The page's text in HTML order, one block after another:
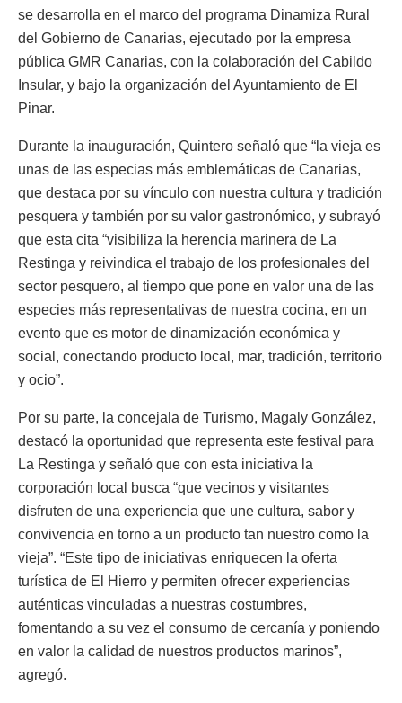
se desarrolla en el marco del programa Dinamiza Rural
del Gobierno de Canarias, ejecutado por la empresa
pública GMR Canarias, con la colaboración del Cabildo
Insular, y bajo la organización del Ayuntamiento de El
Pinar.
Durante la inauguración, Quintero señaló que “la vieja es
unas de las especias más emblemáticas de Canarias,
que destaca por su vínculo con nuestra cultura y tradición
pesquera y también por su valor gastronómico, y subrayó
que esta cita “visibiliza la herencia marinera de La
Restinga y reivindica el trabajo de los profesionales del
sector pesquero, al tiempo que pone en valor una de las
especies más representativas de nuestra cocina, en un
evento que es motor de dinamización económica y
social, conectando producto local, mar, tradición, territorio
y ocio”.
Por su parte, la concejala de Turismo, Magaly González,
destacó la oportunidad que representa este festival para
La Restinga y señaló que con esta iniciativa la
corporación local busca “que vecinos y visitantes
disfruten de una experiencia que une cultura, sabor y
convivencia en torno a un producto tan nuestro como la
vieja”. “Este tipo de iniciativas enriquecen la oferta
turística de El Hierro y permiten ofrecer experiencias
auténticas vinculadas a nuestras costumbres,
fomentando a su vez el consumo de cercanía y poniendo
en valor la calidad de nuestros productos marinos”,
agregó.